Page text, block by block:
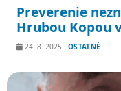
Preverenie
Hrubou Kopou
24. 8. 2025 · OSTATNÉ